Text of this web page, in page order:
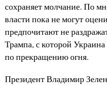
сохраняет молчание. По
власти пока не могут
предпочитают не
Трампа, с которой
по прекращению огня.
Президент Владимир